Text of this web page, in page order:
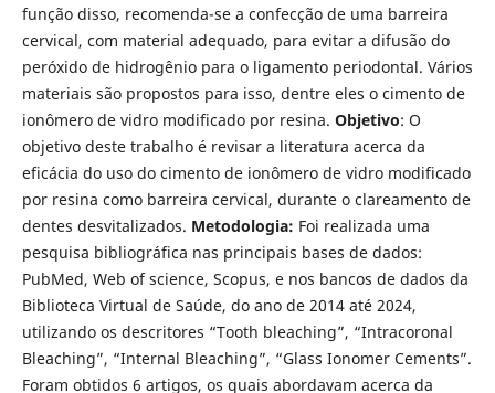
função disso, recomenda-se a confecção de uma barreira
cervical, com material adequado, para evitar a difusão do
peróxido de hidrogênio para o ligamento periodontal. Vários
materiais são propostos para isso, dentre eles o cimento de
ionômero de vidro modificado por resina. Objetivo: O
objetivo deste trabalho é revisar a literatura acerca da
eficácia do uso do cimento de ionômero de vidro modificado
por resina como barreira cervical, durante o clareamento de
dentes desvitalizados. Metodologia: Foi realizada uma
pesquisa bibliográfica nas principais bases de dados:
PubMed, Web of science, Scopus, e nos bancos de dados da
Biblioteca Virtual de Saúde, do ano de 2014 até 2024,
utilizando os descritores “Tooth bleaching”, “Intracoronal
Bleaching”, “Internal Bleaching”, “Glass Ionomer Cements”.
Foram obtidos 6 artigos, os quais abordavam acerca da